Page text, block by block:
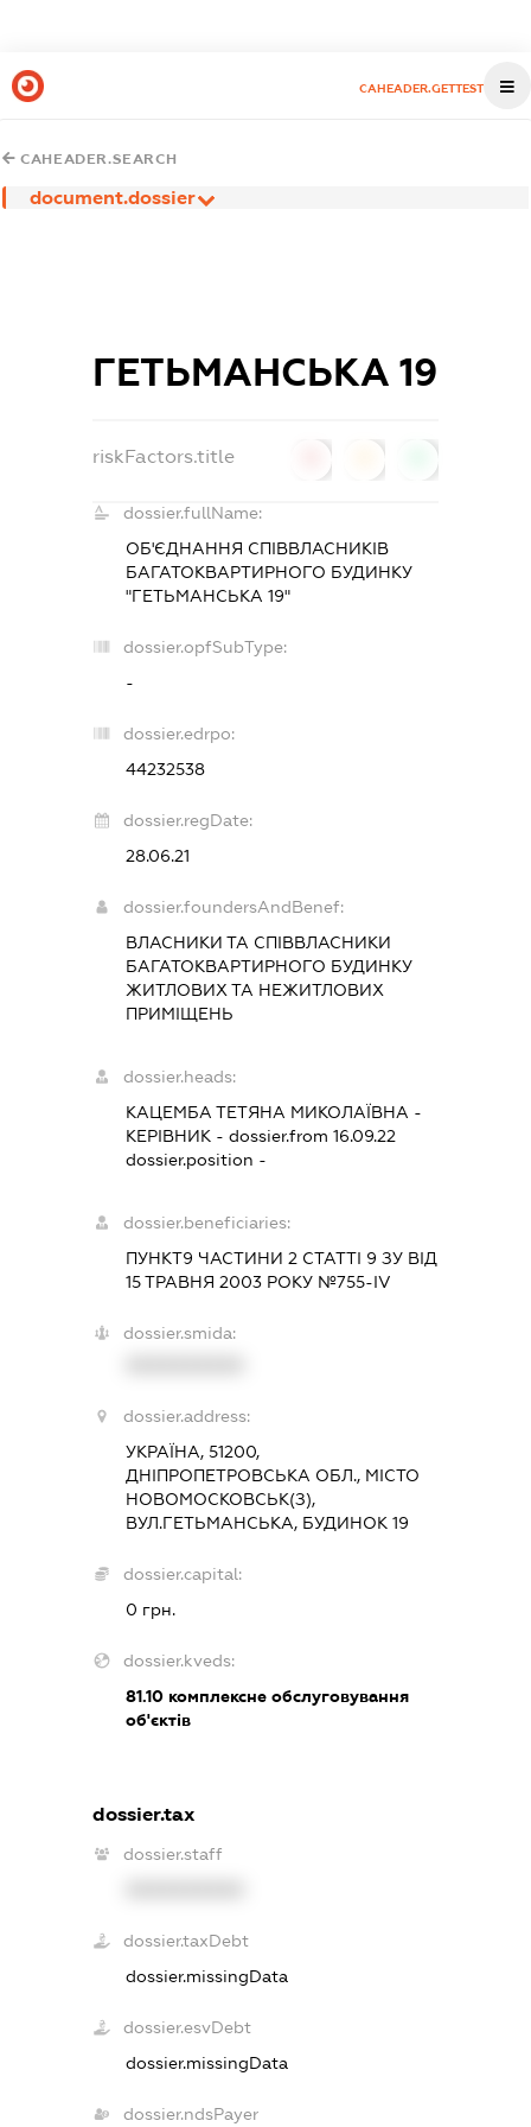
CAHEADER.GETTEST
CAHEADER.SEARCH
document.dossier
ГЕТЬМАНСЬКА 19
riskFactors.title
dossier.fullName:
ОБ'ЄДНАННЯ СПІВВЛАСНИКІВ
БАГАТОКВАРТИРНОГО БУДИНКУ
"ГЕТЬМАНСЬКА 19"
dossier.opfSubType:
-
dossier.edrpo:
44232538
dossier.regDate:
28.06.21
dossier.foundersAndBenef:
ВЛАСНИКИ ТА СПІВВЛАСНИКИ
БАГАТОКВАРТИРНОГО БУДИНКУ
ЖИТЛОВИХ ТА НЕЖИТЛОВИХ
ПРИМІЩЕНЬ
dossier.heads:
КАЦЕМБА ТЕТЯНА МИКОЛАЇВНА -
КЕРІВНИК - dossier.from 16.09.22
dossier.position -
dossier.beneficiaries:
ПУНКТ9 ЧАСТИНИ 2 СТАТТІ 9 ЗУ ВІД
15 ТРАВНЯ 2003 РОКУ №755-IV
dossier.smida:
dossier.address:
УКРАЇНА, 51200,
ДНІПРОПЕТРОВСЬКА ОБЛ., МІСТО
НОВОМОСКОВСЬК(З),
ВУЛ.ГЕТЬМАНСЬКА, БУДИНОК 19
dossier.capital:
0 грн.
dossier.kveds:
81.10 комплексне обслуговування
об'єктів
dossier.tax
dossier.staff
dossier.taxDebt
dossier.missingData
dossier.esvDebt
dossier.missingData
dossier.ndsPayer